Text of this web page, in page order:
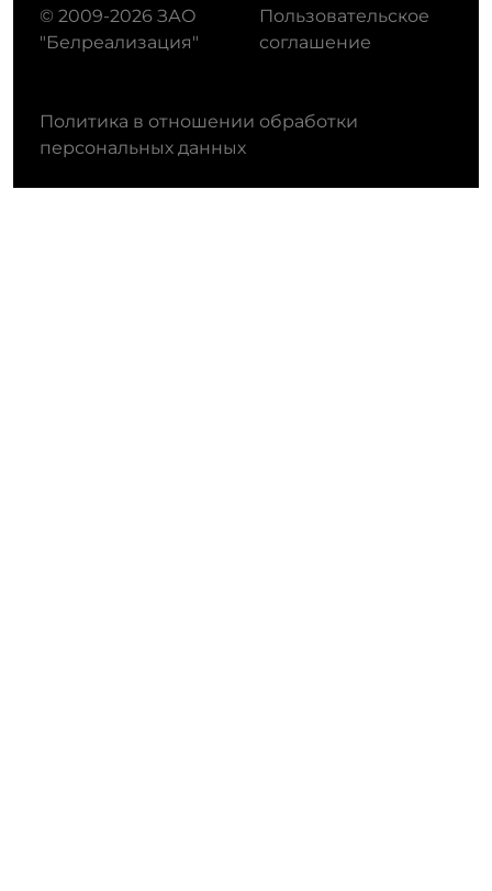
© 2009-2026 ЗАО
"Белреализация"
Пользовательское
соглашение
Политика в отношении обработки
персональных данных